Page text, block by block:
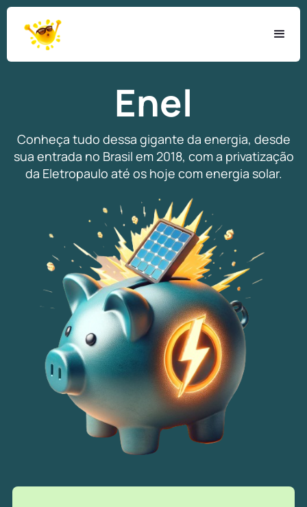
Enel
Conheça tudo dessa gigante da energia, desde
sua entrada no Brasil em 2018, com a privatização
da Eletropaulo até os hoje com energia solar.